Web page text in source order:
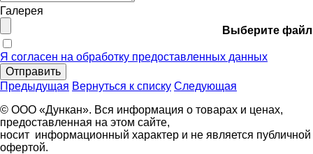
Галерея
Выберите файл
Я согласен на обработку предоставленных данных
Отправить
Предыдущая Вернуться к списку Следующая
© ООО «Дункан». Вся информация о товарах и ценах,
предоставленная на этом сайте,
носит информационный характер и не является публичной
офертой.